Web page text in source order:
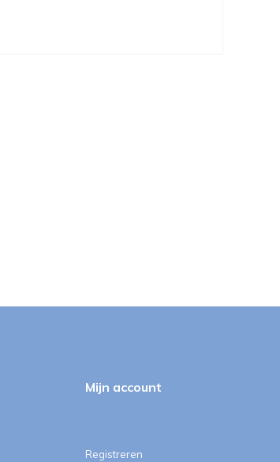
Mijn account
Registreren